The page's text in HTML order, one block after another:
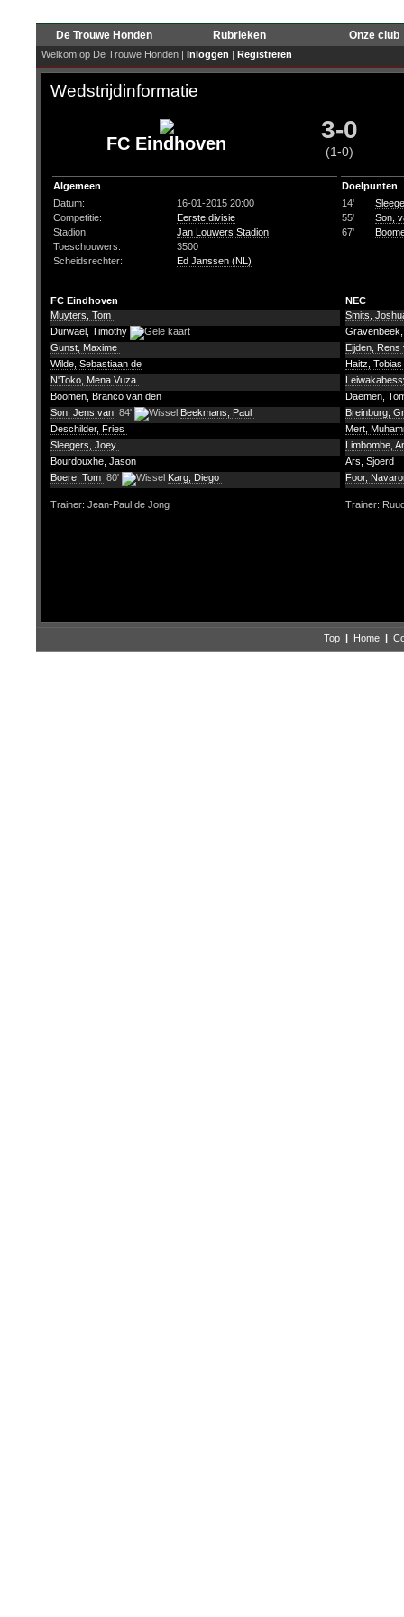
De Trouwe Honden Rubrieken Onze club
Welkom op De Trouwe Honden | Inloggen | Registreren
Wedstrijdinformatie
FC Eindhoven 3-0
(1-0)
Algemeen
Datum:
16-01-2015 20:00
Competitie:
Eerste divisie
Stadion:
Jan Louwers Stadion
Toeschouwers:
3500
Scheidsrechter:
Ed Janssen (NL)
Doelpunten
14'
55'
Son,
67'
FC Eindhoven
NEC
Muyters, Tom
Durwael, Timothy
Gunst, Maxime
Wilde, Sebastiaan de
N'Toko, Mena Vuza
Boomen, Branco van den
Son, Jens van 84'
Beekmans, Paul
Deschilder, Fries
Sleegers, Joey
Bourdouxhe, Jason
Boere, Tom 80' Karg, Diego
Smits,
Eijden, Rens
Haitz, Tobias
Daemen,
Breinburg,
Mert,
Limbombe,
Ars, Sjoerd
Foor,
Trainer: Jean-Paul de Jong Trainer:
Top | Home |